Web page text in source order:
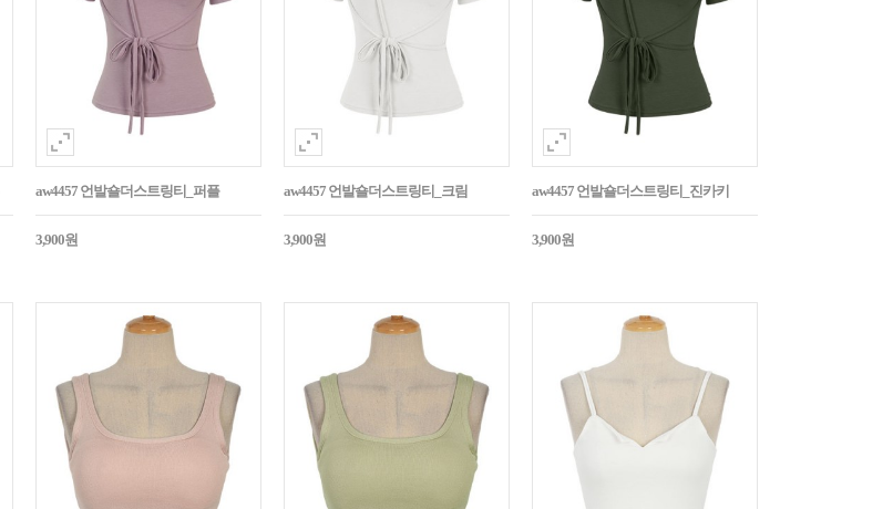
aw4457 언발숄더스트링티_퍼플
3,900원
aw4457 언발숄더스트링티_크림
3,900원
aw4457 언발숄더스트링티_진카키
3,900원